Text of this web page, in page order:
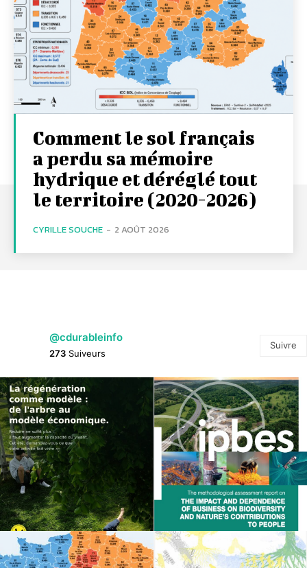
Comment le sol français
a perdu sa mémoire
hydrique et déréglé tout
le territoire (2020-2026)
CYRILLE SOUCHE - 2 AOÛT 2026
@cdurableinfo
273 Suiveurs
Suivre